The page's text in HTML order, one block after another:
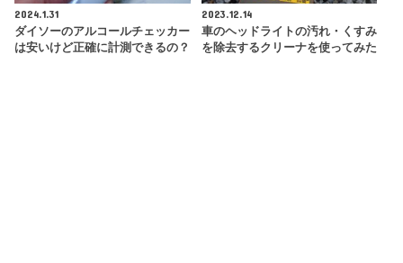
2024.1.31
ダイソーのアルコールチェッカー
は安いけど正確に計測できるの？
2023.12.14
車のヘッドライトの汚れ・くすみ
を除去するクリーナを使ってみた